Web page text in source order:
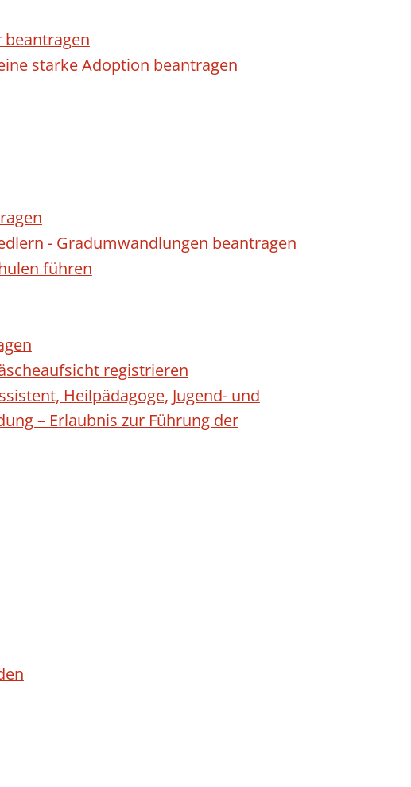
starke Adoption beantragen
- Gradumwandlungen beantragen
führen
registrieren
Heilpädagoge, Jugend- und
– Erlaubnis zur Führung der